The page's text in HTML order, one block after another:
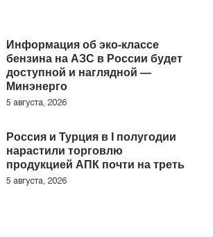
Информация об эко-классе
бензина на АЗС в России будет
доступной и наглядной —
Минэнерго
5 августа, 2026
Россия и Турция в I полугодии
нарастили торговлю
продукцией АПК почти на треть
5 августа, 2026